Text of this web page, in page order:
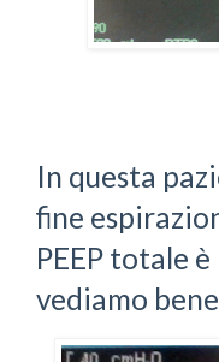
In questa
fine
PEEP totale
vediamo